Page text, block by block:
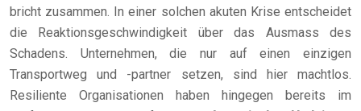
bricht zusammen. In einer solchen akuten Krise entscheidet
die Reaktionsgeschwindigkeit über das Ausmass des
Schadens. Unternehmen, die nur auf einen einzigen
Transportweg und -partner setzen, sind hier machtlos.
Resiliente Organisationen haben hingegen bereits im